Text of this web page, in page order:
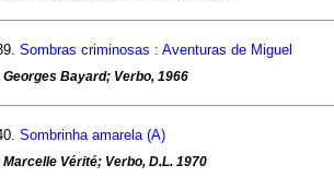
Sombras criminosas : Aventuras de Miguel
Georges Bayard; Verbo, 1966
Sombrinha amarela (A)
Marcelle Vérité; Verbo, D.L. 1970